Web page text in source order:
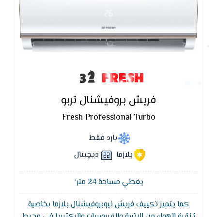
FRESH
فريش بروفيشنال تربو
Fresh Professional Turbo
بارد فقط
بلازما
ديچيتال
يغطي مساحة 24 متر²
كما يتميز تكييف فريش نيوبروفيشنال بلازما بخاصية